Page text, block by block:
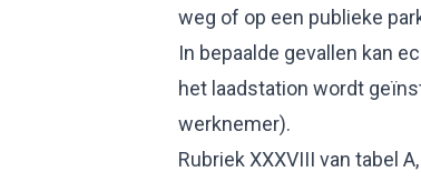
weg of op een publieke
In bepaalde gevallen kan
het laadstation wordt
werknemer).
Rubriek XXXVIII van tabel